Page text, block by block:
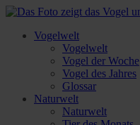
Vogelwelt
Vogelwelt
Vogel der Woche
Vogel des Jahres
Glossar
Naturwelt
Naturwelt